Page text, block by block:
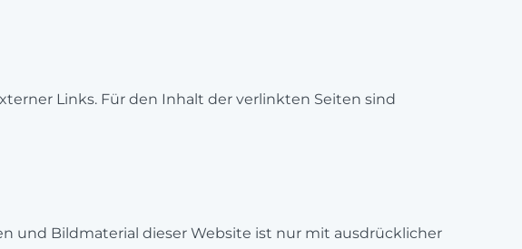
Links. Für den Inhalt der verlinkten Seiten sind
und Bildmaterial dieser Website ist nur mit ausdrücklicher